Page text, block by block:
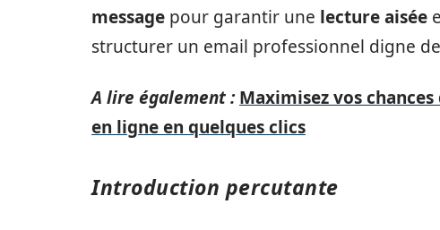
message pour garantir une lecture aisée
structurer un email professionnel digne
A lire également : Maximisez vos
en ligne en quelques clics
Introduction percutante